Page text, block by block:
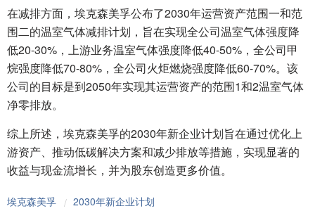
在减排方面，埃克森美孚公布了2030年运营资产范围一和范
围二的温室气体减排计划，旨在实现全公司温室气体强度降
低20-30%，上游业务温室气体强度降低40-50%，全公司甲
烷强度降低70-80%，全公司火炬燃烧强度降低60-70%。该
公司的目标是到2050年实现其运营资产的范围1和2温室气体
净零排放。
综上所述，埃克森美孚的2030年新企业计划旨在通过优化上
游资产、推动低碳解决方案和减少排放等措施，实现显著的
收益与现金流增长，并为股东创造更多价值。
埃克森美孚 / 2030年新企业计划